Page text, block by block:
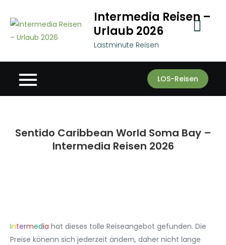
content
Intermedia Reisen –
Urlaub 2026
Lastminute Reisen
LOS-Reisen
Sentido Caribbean World Soma Bay –
Intermedia Reisen 2026
Intermedia hat dieses tolle Reiseangebot gefunden. Die
Preise könenn sich jederzeit ändern, daher nicht lange